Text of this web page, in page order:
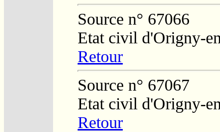
Source n° 67066
Etat civil d'Origny-
Retour
Source n° 67067
Etat civil d'Origny-
Retour